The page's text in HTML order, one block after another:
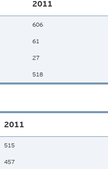
2011
606
61
27
518
2011
515
457